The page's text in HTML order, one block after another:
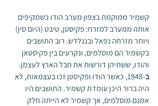
קשמיר ממוקמת בצפון מערב הודו כשמקיפים
אותה ממערב למזרח: פקיסטן, טיבט (היום סין)
ויותר מזרחה נפאל ובנגלדש. רוב התושבים
בקשמיר הם מוסלמים, ונקרעים בין פקיסטאן
והודו, ששתיהן דורשות את חבל הארץ לעצמן.
ב
-1948, כאשר הודו ופקיסטן זכו בעצמאות, לא
היה ברור היכן עומדת קשמיר. התושבים היו
אמנם מוסלמים, אך קשמיר לא הייתה חלק